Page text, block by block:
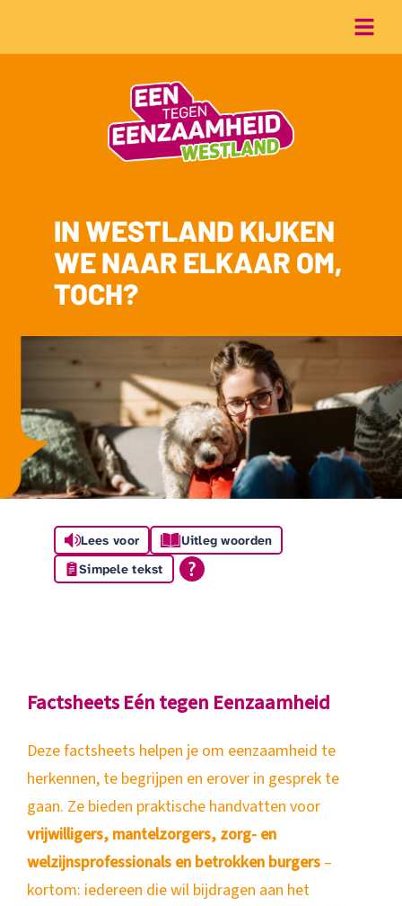
IN WESTLAND KIJKEN
WE NAAR ELKAAR OM,
TOCH?
Lees voor
Uitleg woorden
Simpele tekst
Factsheets Eén tegen Eenzaamheid
Deze factsheets helpen je om eenzaamheid te
herkennen, te begrijpen en erover in gesprek te
gaan. Ze bieden praktische handvatten voor
vrijwilligers, mantelzorgers, zorg- en
welzijnsprofessionals en betrokken burgers –
kortom: iedereen die wil bijdragen aan het